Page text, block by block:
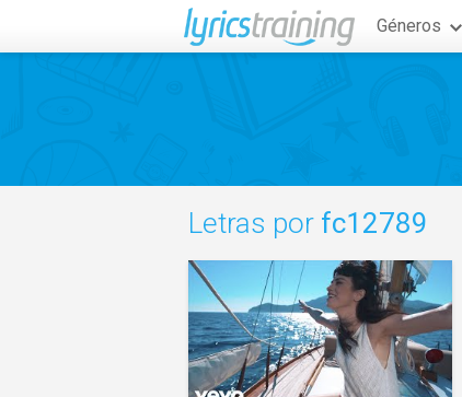
Géneros
Letras por fc12789